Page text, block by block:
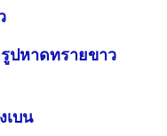
หาดทรายขาว
บน